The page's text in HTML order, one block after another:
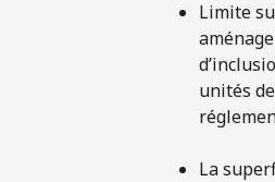
Limite
unités
La